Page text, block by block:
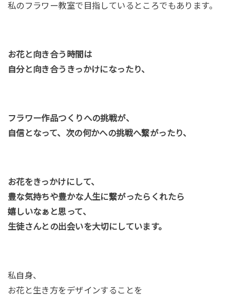
私のフラワー教室で目指しているところでもあります。
お花と向き合う時間は
自分と向き合うきっかけになったり、
フラワー作品つくりへの挑戦が、
自信となって、次の何かへの挑戦へ繋がったり、
お花をきっかけにして、
豊な気持ちや豊かな人生に繋がったらくれたら
嬉しいなぁと思って、
生徒さんとの出会いを大切にしています。
私自身、
お花と生き方をデザインすることを